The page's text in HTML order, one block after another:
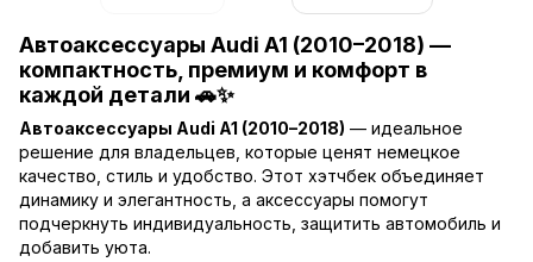
Автоаксессуары Audi A1 (2010–2018) —
компактность, премиум и комфорт в
каждой детали 🚗✨
Автоаксессуары Audi A1 (2010–2018) — идеальное
решение для владельцев, которые ценят немецкое
качество, стиль и удобство. Этот хэтчбек объединяет
динамику и элегантность, а аксессуары помогут
подчеркнуть индивидуальность, защитить автомобиль и
добавить уюта.